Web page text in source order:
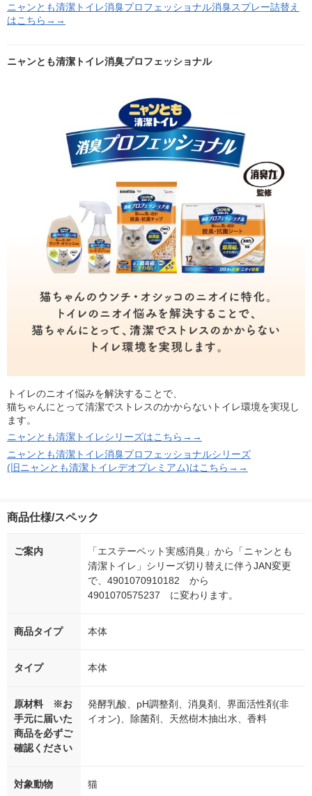
ニャンとも清潔トイレ消臭プロフェッショナル消臭スプレー詰替え
はこちら→→
ニャンとも清潔トイレ消臭プロフェッショナル
トイレのニオイ悩みを解決することで、
猫ちゃんにとって清潔でストレスのかからないトイレ環境を実現し
ます。
ニャンとも清潔トイレシリーズはこちら→→
ニャンとも清潔トイレ消臭プロフェッショナルシリーズ
(旧ニャンとも清潔トイレデオプレミアム)はこちら→→
商品仕様/スペック
ご案内
「エステーペット実感消臭」から「ニャンとも
清潔トイレ」シリーズ切り替えに伴うJAN変更
で、4901070910182 から
4901070575237 に変わります。
商品タイプ 本体
タイプ 本体
原材料 ※お
手元に届いた
商品を必ずご
確認ください
発酵乳酸、pH調整剤、消臭剤、界面活性剤(非
イオン)、除菌剤、天然樹木抽出水、香料
対象動物 猫